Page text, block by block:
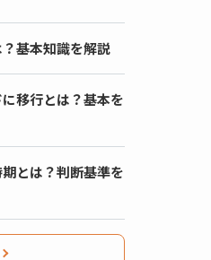
基本知識を解説
移行とは？基本を
とは？判断基準を